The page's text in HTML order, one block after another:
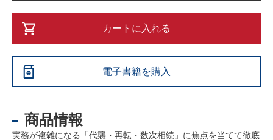
カートに入れる
電子書籍を購入
商品情報
実務が複雑になる「代襲・再転・数次相続」に焦点を当てて徹底